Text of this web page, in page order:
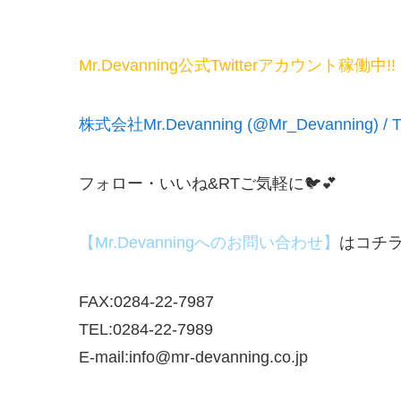
Mr.Devanning公式Twitterアカウント稼働中!!
株式会社Mr.Devanning (@Mr_Devanning) /
フォロー・いいね&RTご気軽に🐦💕
【Mr.Devanningへのお問い合わせ】 はコチ
FAX:0284-22-7987
TEL:0284-22-7989
E-mail:info@mr-devanning.co.jp